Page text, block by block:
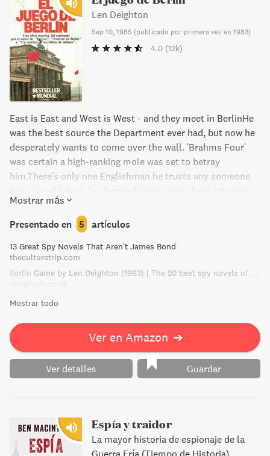
Len Deighton
Sep 10, 1985 (publicado por primera vez en 1983)
4.0 (12k)
East is East and West is West - and they meet in BerlinHe
was the best source the Department ever had, but now he
desperately wants to come over the wall. 'Brahms Four'
was certain a high-ranking mole was set to betray
him.There's only one Englishman he trusts any someone
field after five sedentary years of flying a deskThe field is
BerlinThe game is as baffling, treacherous and lethal as
Mostrar más
Presentado en 5 artículos
13 Great Spy Novels That Aren’t James Bond
theculturetrip.com
Berlin Game by Len Deighton (1983) | The 20 best spy novels of all time - Books
Mostrar todo
Ver en Amazon ➔
Ver detalles Guardar
Espía y traidor
La mayor historia de espionaje de la